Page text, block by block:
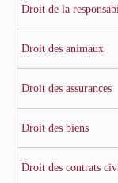
Droit de la
Droit des animaux
Droit des assurances
Droit des biens
Droit des contrats